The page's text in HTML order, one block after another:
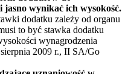
jasno wynikać ich wysokość.
dodatku zależy od organu
to być stawka dodatku
wynagrodzenia
2009 r., II SA/Go